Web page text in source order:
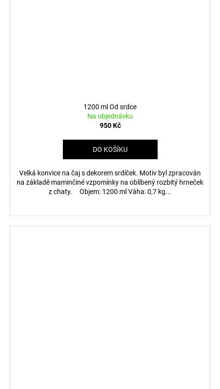
1200 ml Od srdce
Na objednávku
950 Kč
DO KOŠÍKU
Velká konvice na čaj s dekorem srdíček. Motiv byl zpracován
na základě maminčiné vzpomínky na oblíbený rozbitý hrneček
z chaty. Objem: 1200 ml Váha: 0,7 kg...